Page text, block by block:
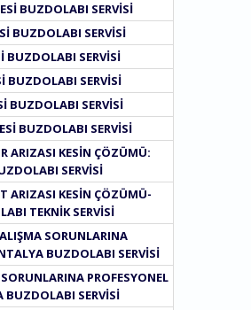
BUZDOLABI SERVISI
BUZDOLABI SERVISI
BUZDOLABI SERVISI
BUZDOLABI SERVISI
BUZDOLABI SERVISI
BUZDOLABI SERVISI
ARIZASI KESIN ÇÖZÜMÜ:
SERVISI
ARIZASI KESIN ÇÖZÜMÜ-
TEKNIK SERVISI
SORUNLARINA
BUZDOLABI SERVISI
PROFESYONEL
BUZDOLABI SERVISI